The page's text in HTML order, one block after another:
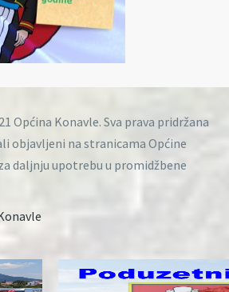
Općina Konavle. Sva prava pridržana
objavljeni na stranicama Općine
daljnju upotrebu u promidžbene